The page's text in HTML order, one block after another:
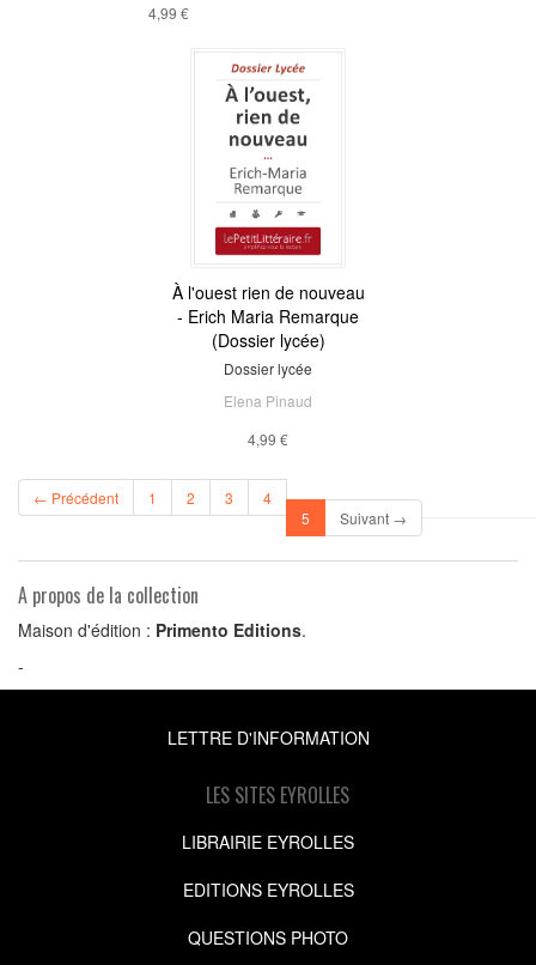
4,99 €
À l'ouest rien de nouveau
- Erich Maria Remarque
(Dossier lycée)
Dossier lycée
Elena Pinaud
4,99 €
← Précédent 1 2 3
4
5 (current)Suivant →
A propos de la collection
Maison d'édition : Primento Editions.
-
LETTRE D'INFORMATION
LES SITES EYROLLES
LIBRAIRIE EYROLLES
EDITIONS EYROLLES
QUESTIONS PHOTO